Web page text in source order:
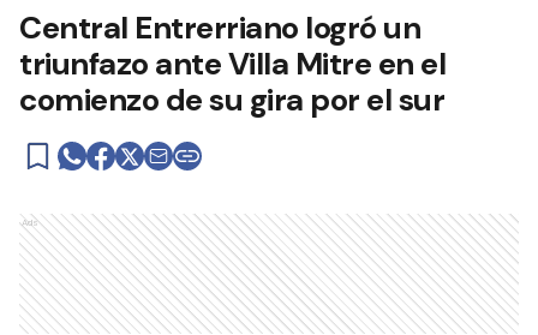
Central Entrerriano logró un
triunfazo ante Villa Mitre en el
comienzo de su gira por el sur
Ads